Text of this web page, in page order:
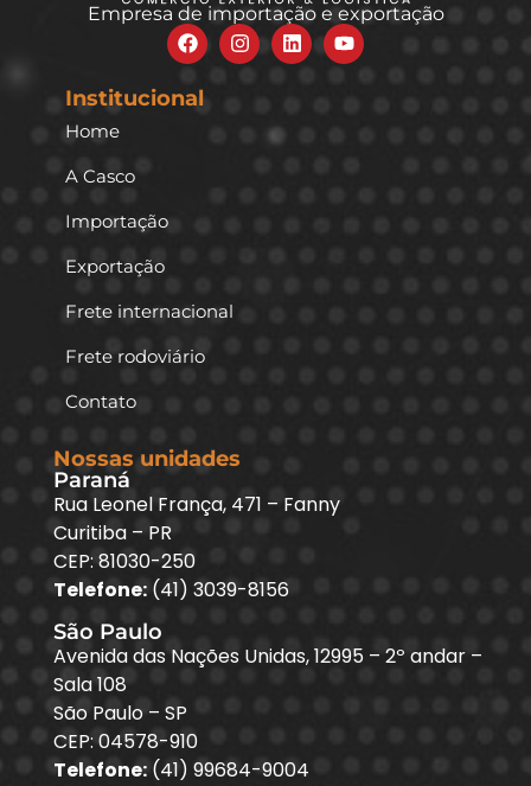
Empresa de importação e exportação
Institucional
Home
A Casco
Importação
Exportação
Frete internacional
Frete rodoviário
Contato
Nossas unidades
Paraná
Rua Leonel França, 471 – Fanny
Curitiba – PR
CEP: 81030-250
Telefone: (41) 3039-8156
São Paulo
Avenida das Nações Unidas, 12995 – 2º andar –
Sala 108
São Paulo – SP
CEP: 04578-910
Telefone: (41) 99684-9004